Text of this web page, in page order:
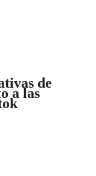
de
a las